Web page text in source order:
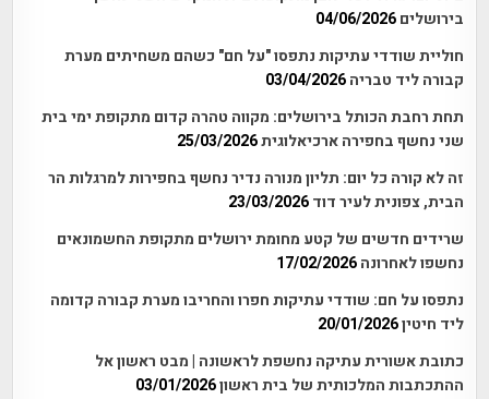
בירושלים 04/06/2026
חוליית שודדי עתיקות נתפסו "על חם" כשהם משחיתים מערת
קבורה ליד טבריה 03/04/2026
תחת רחבת הכותל בירושלים: מקווה טהרה קדום מתקופת ימי בית
שני נחשף בחפירה ארכיאלוגית25/03/2026
זה לא קורה כל יום: תליון מנורה נדיר נחשף בחפירות למרגלות הר
הבית, צפונית לעיר דוד 23/03/2026
שרידים חדשים של קטע מחומת ירושלים מתקופת החשמונאים
נחשפו לאחרונה 17/02/2026
נתפסו על חם: שודדי עתיקות חפרו והחריבו מערת קבורה קדומה
ליד חיטין20/01/2026
כתובת אשורית עתיקה נחשפת לראשונה | מבט ראשון אל
ההתכתבות המלכותית של בית ראשון03/01/2026